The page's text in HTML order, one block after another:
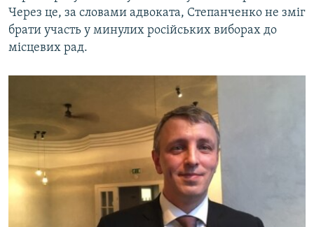
Через це, за словами адвоката, Степанченко не зміг
брати участь у минулих російських виборах до
місцевих рад.